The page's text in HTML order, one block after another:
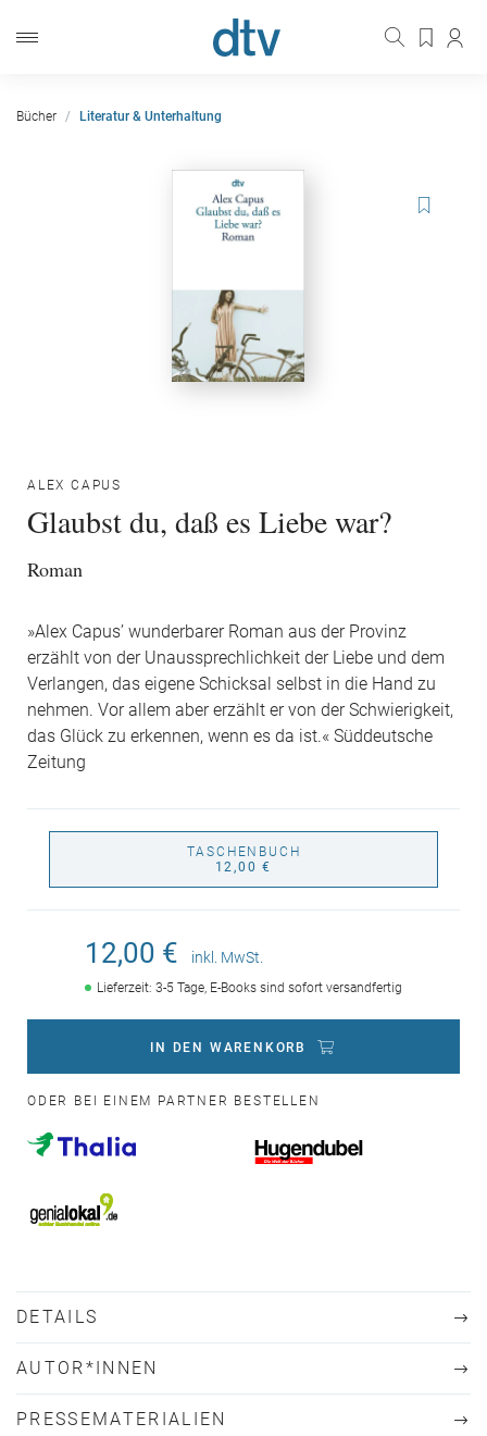
Bücher Literatur & Unterhaltung
ALEX CAPUS
Glaubst du, daß es Liebe war?
Roman
»Alex Capus’ wunderbarer Roman aus der Provinz
erzählt von der Unaussprechlichkeit der Liebe und dem
Verlangen, das eigene Schicksal selbst in die Hand zu
nehmen. Vor allem aber erzählt er von der Schwierigkeit,
das Glück zu erkennen, wenn es da ist.« Süddeutsche
Zeitung
TASCHENBUCH
12,00 €
12,00 € inkl. MwSt.
Lieferzeit: 3-5 Tage, E-Books sind sofort versandfertig
IN DEN WARENKORB
ODER BEI EINEM PARTNER BESTELLEN
DETAILS
AUTOR*INNEN
PRESSEMATERIALIEN